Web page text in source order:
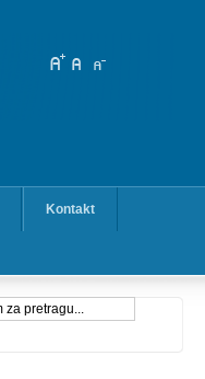
Kontakt